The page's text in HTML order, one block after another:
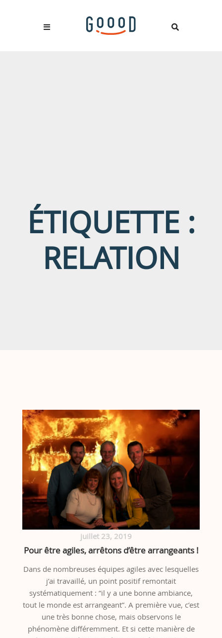
ÉTIQUETTE :
RELATION
juillet 23, 2019
Pour être agiles, arrêtons d’être arrangeants !
Dans de nombreuses équipes agiles avec lesquelles
j’ai travaillé, un point positif remontait
systématiquement : “il y a une bonne ambiance,
tout le monde est arrangeant”. A première vue, c’est
une très bonne chose, mais observons le
phénomène différemment. Et si cette manière de